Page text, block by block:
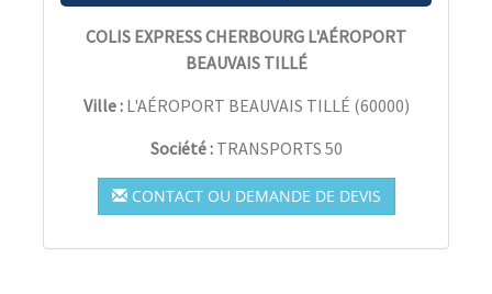
COLIS EXPRESS CHERBOURG L'AÉROPORT
BEAUVAIS TILLÉ
Ville : L'AÉROPORT BEAUVAIS TILLÉ (60000)
Société : TRANSPORTS 50
CONTACT OU DEMANDE DE DEVIS